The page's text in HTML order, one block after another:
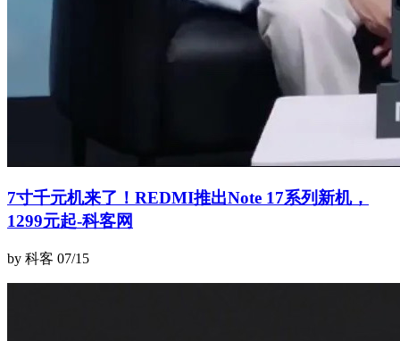
7寸千元机来了！REDMI推出Note 17系列新机，
1299元起-科客网
by 科客 07/15